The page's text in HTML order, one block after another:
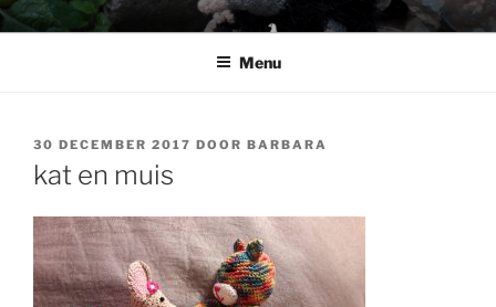
Ga
naarBABSHOP
Barbara's haak en cadeau winkeltje
Menu
GEPLAATST
OP
30 DECEMBER 2017 DOOR BARBARA
kat en muis